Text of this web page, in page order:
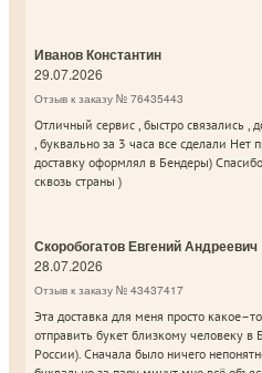
Иванов Константин
29.07.2026
Отзыв к заказу № 76435443
Отличный сервис , быстро связались ,
, буквально за 3 часа все сделали Нет
доставку оформлял в Бендеры)
сквозь страны )
Скоробогатов Евгений Андреевич
28.07.2026
Отзыв к заказу № 43437417
Эта доставка для меня просто
отправить букет близкому человеку в
России). Сначала было ничего